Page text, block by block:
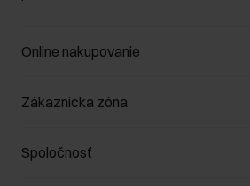
Online nakupovanie
Spravovať súbory cookie
Spôsob platby
Zákaznícka zóna
Zákazníky klub
Pravidlá propagácie
Spoločnosť